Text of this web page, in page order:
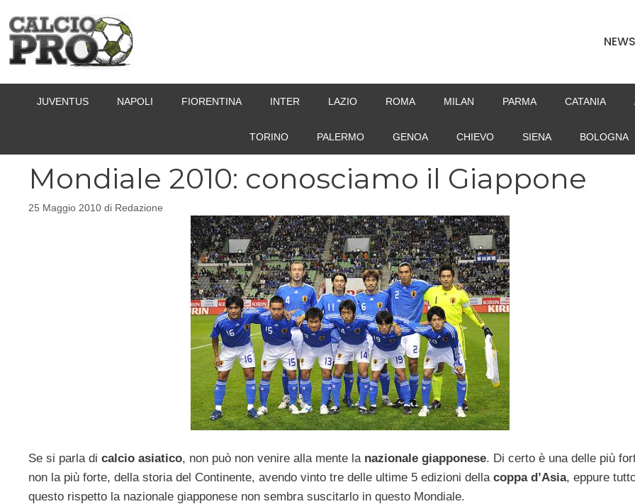
contenuto
NEWS
JUVENTUS NAPOLI FIORENTINA INTER LAZIO ROMA MILAN PARMA CATANIA
TORINO PALERMO GENOA CHIEVO SIENA BOLOGNA
Mondiale 2010: conosciamo il Giappone
25 Maggio 2010 di Redazione
Se si parla di calcio asiatico, non può non venire alla mente la nazionale giapponese. Di certo è una delle più
non la più forte, della storia del Continente, avendo vinto tre delle ultime 5 edizioni della coppa d’Asia, eppure
questo rispetto la nazionale giapponese non sembra suscitarlo in questo Mondiale.